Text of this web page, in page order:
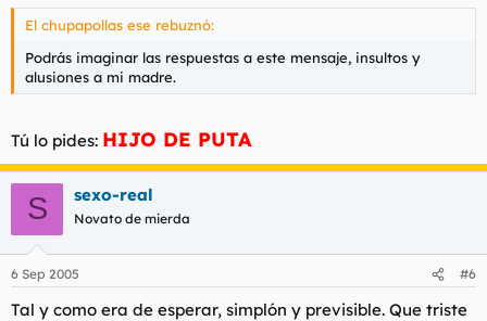
El chupapollas ese rebuznó:
Podrás imaginar las respuestas a este mensaje, insultos y
alusiones a mi madre.
Tú lo pides: HIJO DE PUTA
S sexo-real
Novato de mierda
6 Sep 2005 #6
Tal y como era de esperar, simplón y previsible. Que triste